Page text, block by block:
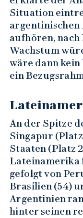
Situation
aufhören, nach
Wachstum
wäre dann
ein
An der Spitze
Singapur
Staaten (Platz
Lateinamerika
gefolgt von
Brasilien (54)
Argentinien
hinter seinen